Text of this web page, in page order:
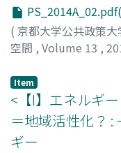
( 京都大学公共政策
空間 , Volume 13 ,
Item
<【I】エネルギ
＝地域活性化？
ギー